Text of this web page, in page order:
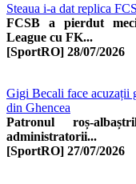
Steaua i-a dat replica
FCSB a pierdut
League cu FK...
[SportRO] 28/07/2026
Gigi Becali face acuzații
din Ghencea
Patronul roș-
administratorii...
[SportRO] 27/07/2026